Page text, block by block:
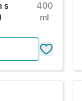
s
400
ml